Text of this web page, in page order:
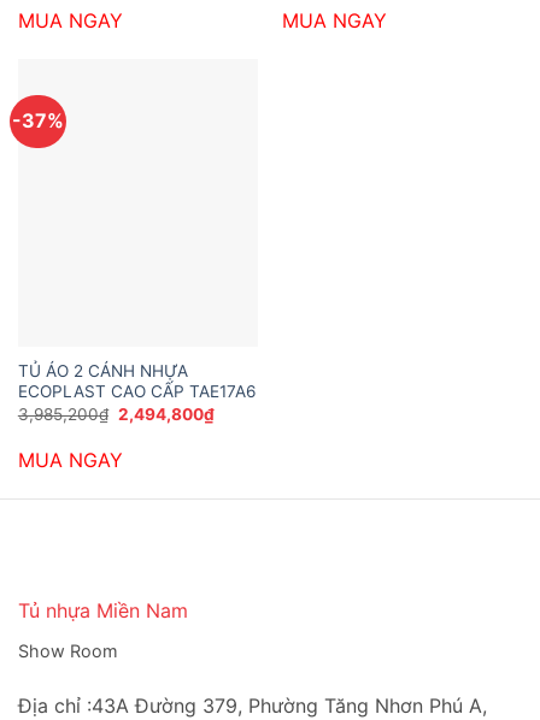
6,696,000₫.
MUA NGAY
5,238,000₫.
MUA NGAY
-37%
TỦ ÁO 2 CÁNH NHỰA
ECOPLAST CAO CẤP TAE17A6
3,985,200₫ Giá
gốc
3,985,200₫.
2,494,800₫Giá
hiện
MUA NGAY
Tủ nhựa Miền Nam
Show Room
Địa chỉ :43A Đường 379, Phường Tăng Nhơn Phú A,